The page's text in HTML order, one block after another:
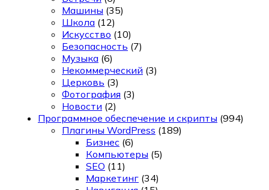
Машины (35)
Школа (12)
Искусство (10)
Безопасность (7)
Музыка (6)
Некоммерческий (3)
Церковь (3)
Фотография (3)
Новости (2)
Программное обеспечение и скрипты (994)
Плагины WordPress (189)
Бизнес (6)
Компьютеры (5)
SEO (11)
Маркетинг (34)